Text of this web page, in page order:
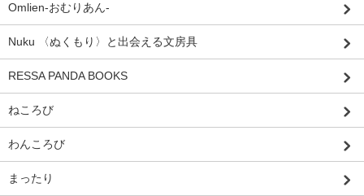
Omlien-おむりあん-
Nuku 〈ぬくもり〉と出会える文房具
RESSA PANDA BOOKS
ねころび
わんころび
まったり